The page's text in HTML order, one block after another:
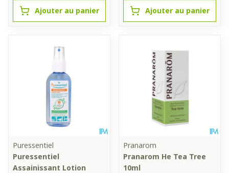
Ajouter au panier Ajouter au panier
Puressentiel
Puressentiel
Assainissant Lotion
Pranarom
Pranarom He Tea Tree
10ml